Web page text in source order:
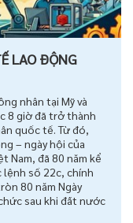
LAO ĐỘNG
nhân tại Mỹ và
8 giờ đã trở thành
quốc tế. Từ đó,
– ngày hội của
Nam, đã 80 năm kể
lệnh số 22c, chính
80 năm Ngày
sau khi đất nước